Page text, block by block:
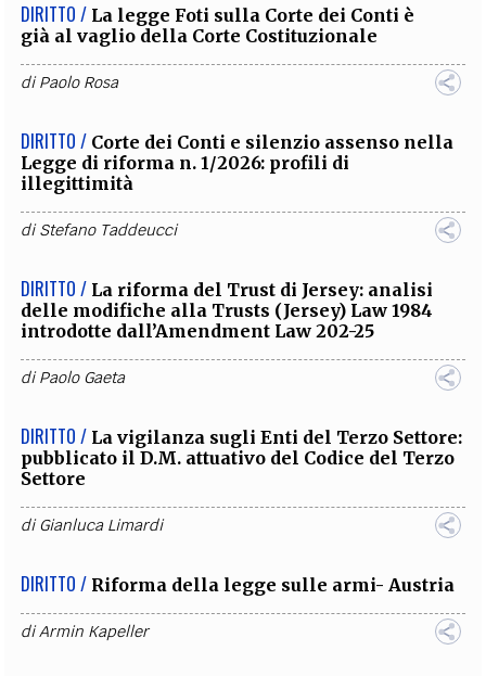
DIRITTO / La legge Foti sulla Corte dei Conti è
già al vaglio della Corte Costituzionale
diPaolo Rosa
DIRITTO / Corte dei Conti e silenzio assenso nella
Legge di riforma n. 1/2026: profili di
illegittimità
diStefano Taddeucci
DIRITTO / La riforma del Trust di Jersey: analisi
delle modifiche alla Trusts (Jersey) Law 1984
introdotte dall’Amendment Law 202-25
diPaolo Gaeta
DIRITTO / La vigilanza sugli Enti del Terzo Settore:
pubblicato il D.M. attuativo del Codice del Terzo
Settore
diGianluca Limardi
DIRITTO / Riforma della legge sulle armi- Austria
diArmin Kapeller